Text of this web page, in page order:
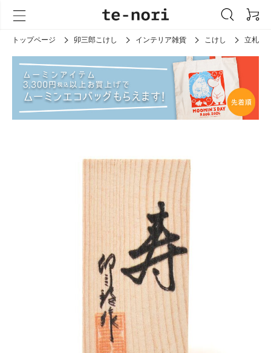
トップページ 卯三郎こけし インテリア雑貨 こけし 立札（